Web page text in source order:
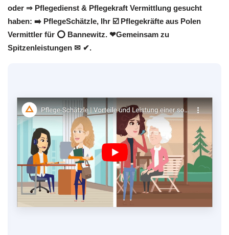
oder ⇒ Pflegedienst & Pflegekraft Vermittlung gesucht
haben: ➡️ PflegeSchätzle, Ihr ☑️ Pflegekräfte aus Polen
Vermittler für ⭕ Bannewitz. ❤Gemeinsam zu
Spitzenleistungen ✉ ✔.